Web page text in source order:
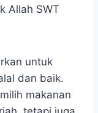
Allah SWT
untuk
dan baik.
makanan